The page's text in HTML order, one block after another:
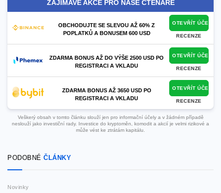
ZAJÍMAVÉ AKCE PRO NAŠE ČTENÁŘE
OBCHODUJTE SE SLEVOU AŽ 60% Z
POPLATKŮ A BONUSEM 600 USD
OTEVŘÍT ÚČET
RECENZE
ZDARMA BONUS AŽ DO VÝŠE 2500 USD PO
REGISTRACI A VKLADU
OTEVŘÍT ÚČET
RECENZE
ZDARMA BONUS AŽ 3650 USD PO
REGISTRACI A VKLADU
OTEVŘÍT ÚČET
RECENZE
Veškerý obsah v tomto článku slouží jen pro informační účely a v žádném případě
neslouží jako investiční rady. Investice do kryptoměn, komodit a akcií je velmi rizikové a
může vést ke ztrátám kapitálu.
PODOBNÉ ČLÁNKY
Novinky